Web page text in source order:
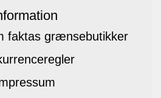
faktas grænsebutikker